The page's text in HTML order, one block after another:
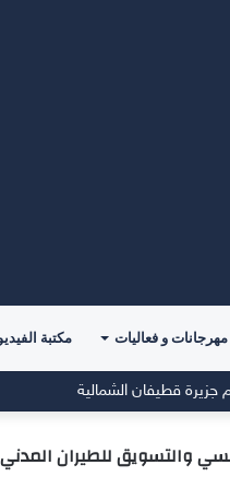
مهرجانات و فعاليات مكتبة
قطيفان الشمالية
والتسويق للطيران المدني